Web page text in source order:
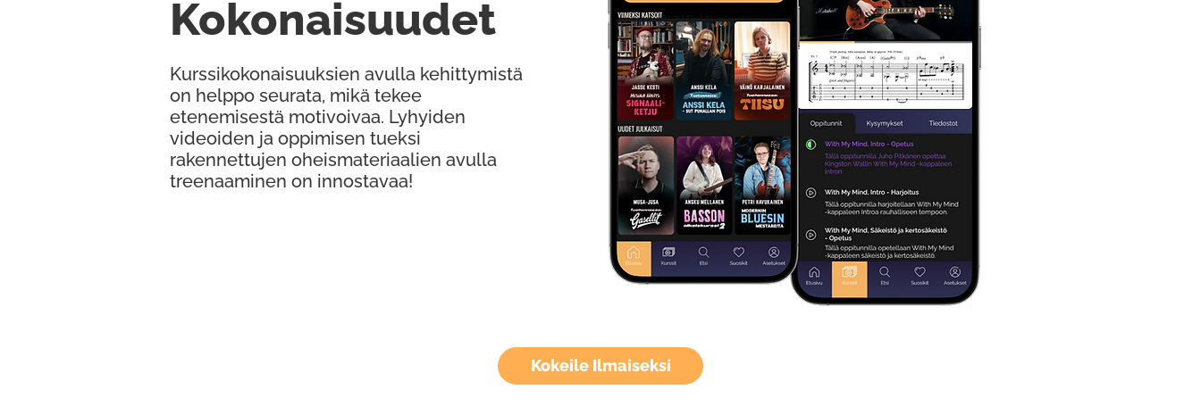
Kokeile Ilmaiseksi
Kurssikokonaisuuksien avulla kehittymistä
on helppo seurata, mikä tekee
etenemisestä motivoivaa. Lyhyiden
videoiden ja oppimisen tueksi
rakennettujen oheismateriaalien avulla
treenaaminen on innostavaa!
Kokonaisuudet